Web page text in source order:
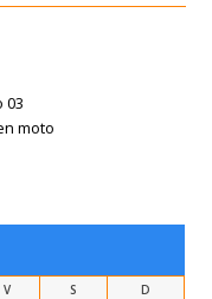
V S
D